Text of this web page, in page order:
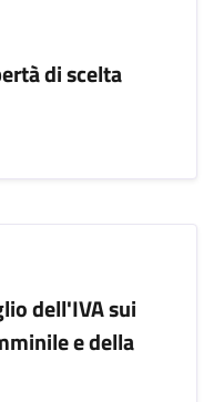
di scelta
dell'IVA sui
e della